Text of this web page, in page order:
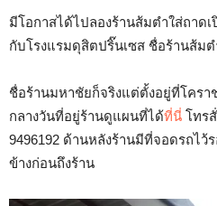
มีโอกาสได้ไปลองร้านส้มตำใส่ถาด
กับโรงแรมดุสิตปริ๊นเซส ชื่อร้านส้ม
ชื่อร้านมหาชัยก็จริงแต่ตั้งอยู่ที่โครา
กลางวันที่อยู่ร้านดูแผนที่ได้ที่นี่ โทร
9496192 ด้านหลังร้านมีที่จอดรถไว้
ข้างก่อนถึงร้าน